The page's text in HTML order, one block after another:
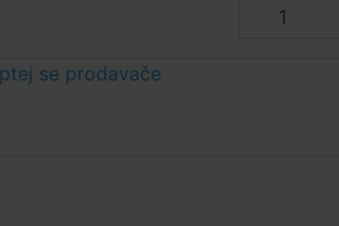
se prodavače